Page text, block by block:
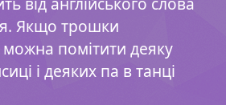
Якщо трошки
помітити деяку
і деяких па в танці